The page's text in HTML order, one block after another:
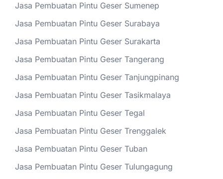
Jasa Pembuatan Pintu Geser Sumenep
Jasa Pembuatan Pintu Geser Surabaya
Jasa Pembuatan Pintu Geser Surakarta
Jasa Pembuatan Pintu Geser Tangerang
Jasa Pembuatan Pintu Geser Tanjungpinang
Jasa Pembuatan Pintu Geser Tasikmalaya
Jasa Pembuatan Pintu Geser Tegal
Jasa Pembuatan Pintu Geser Trenggalek
Jasa Pembuatan Pintu Geser Tuban
Jasa Pembuatan Pintu Geser Tulungagung